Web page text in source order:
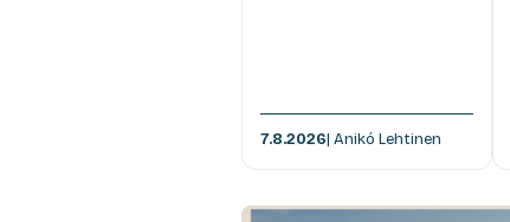
7.8.2026| Anikó Lehtinen